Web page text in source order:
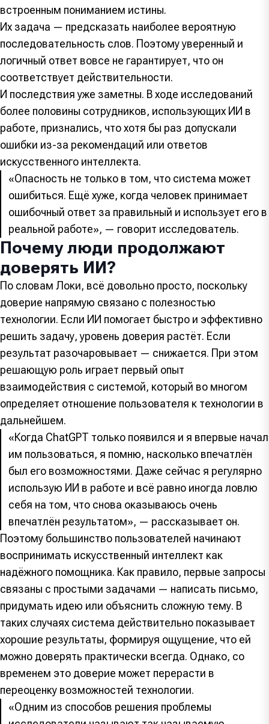
встроенным пониманием истины.
Их задача — предсказать наиболее вероятную
последовательность слов. Поэтому уверенный и
логичный ответ вовсе не гарантирует, что он
соответствует действительности.
И последствия уже заметны. В ходе исследований
более половины сотрудников, использующих ИИ в
работе, признались, что хотя бы раз допускали
ошибки из-за рекомендаций или ответов
искусственного интеллекта.
«Опасность не только в том, что система может
ошибиться. Ещё хуже, когда человек принимает
ошибочный ответ за правильный и использует его в
реальной работе», — говорит исследователь.
Почему люди продолжают
доверять ИИ?
По словам Локи, всё довольно просто, поскольку
доверие напрямую связано с полезностью
технологии. Если ИИ помогает быстро и эффективно
решить задачу, уровень доверия растёт. Если
результат разочаровывает — снижается. При этом
решающую роль играет первый опыт
взаимодействия с системой, который во многом
определяет отношение пользователя к технологии в
дальнейшем.
«Когда ChatGPT только появился и я впервые начал
им пользоваться, я помню, насколько впечатлён
был его возможностями. Даже сейчас я регулярно
использую ИИ в работе и всё равно иногда ловлю
себя на том, что снова оказываюсь очень
впечатлён результатом», — рассказывает он.
Поэтому большинство пользователей начинают
воспринимать искусственный интеллект как
надёжного помощника. Как правило, первые запросы
связаны с простыми задачами — написать письмо,
придумать идею или объяснить сложную тему. В
таких случаях система действительно показывает
хорошие результаты, формируя ощущение, что ей
можно доверять практически всегда. Однако, со
временем это доверие может перерасти в
переоценку возможностей технологии.
«Одним из способов решения проблемы